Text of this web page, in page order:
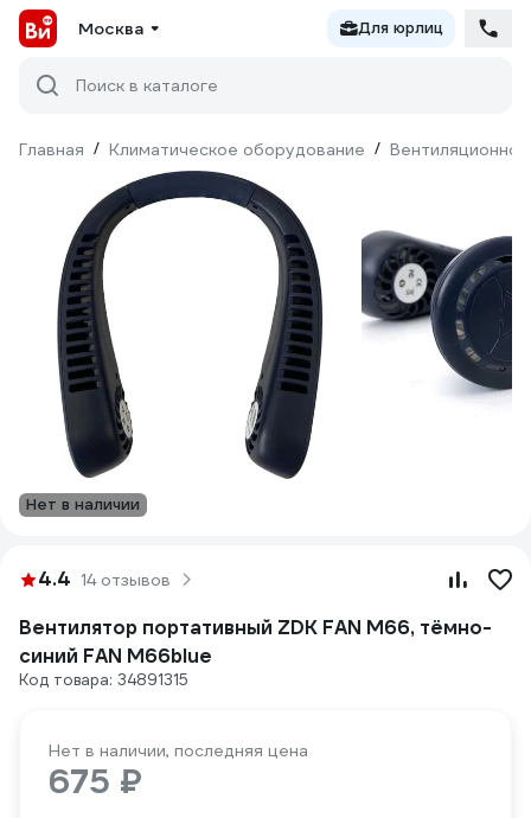
Москва Для юрлиц
Поиск в каталоге
Главная / Климатическое оборудование /
Нет в наличии
4.4 14 отзывов
Вентилятор портативный ZDK FAN M66, тёмно-
синий FAN M66blue
Код товара: 34891315
Нет в наличии, последняя цена
675 ₽